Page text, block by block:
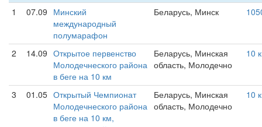
1
07.09 Минский
международный
полумарафон
Беларусь, Минск
2 14.09 Открытое первенство
Молодечнеского района
в беге на 10 км
Беларусь, Минская
область, Молодечно
10
3 01.05 Открытый Чемпионат
Молодечнеского района
в беге на 10 км,
Беларусь, Минская
область, Молодечно
10